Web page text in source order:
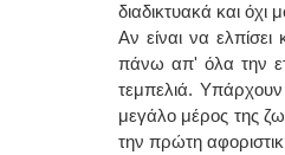
διαδικτυακά και όχι
Αν είναι να
πάνω απ' όλα την
τεμπελιά.
μεγάλο μέρος της
την πρώτη